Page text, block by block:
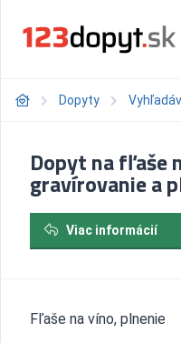
Dopyty
Dopyt na fľaše
gravírovanie a
Viac informácií
Fľaše na víno, plnenie